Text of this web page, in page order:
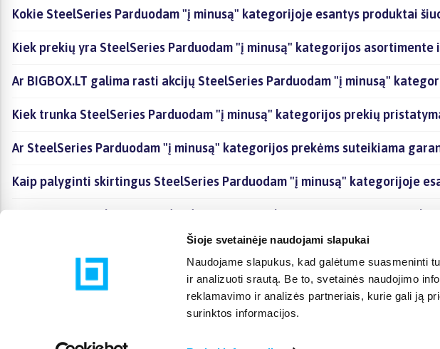
Šioje svetainėje naudojami slapukai
Naudojame slapukus, kad galėtume suasmeninti
ir analizuoti srautą. Be to, svetainės naudojimo
reklamavimo ir analizės partneriais, kurie gali ją
surinktos informacijos.
Kokie SteelSeries Parduodam "į minusą" kategorijoje esantys produktai
Kiek prekių yra SteelSeries Parduodam "į minusą" kategorijos asortimente
Ar BIGBOX.LT galima rasti akcijų SteelSeries Parduodam "į minusą"
Kiek trunka SteelSeries Parduodam "į minusą" kategorijos prekių
Ar SteelSeries Parduodam "į minusą" kategorijos prekėms suteikiama
Kaip palyginti skirtingus SteelSeries Parduodam "į minusą" kategorijoje
Kaip įsigyti SteelSeries Parduodam "į minusą" kategorijoje esančias prekes